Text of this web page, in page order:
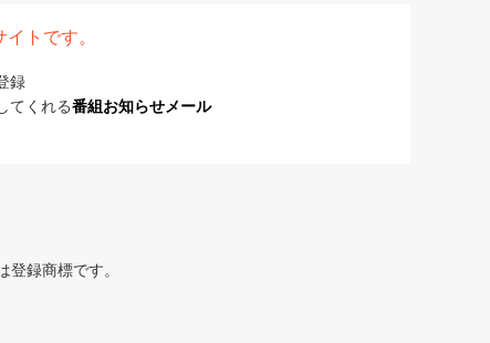
トです。
録
てくれる番組お知らせメール
録商標です。